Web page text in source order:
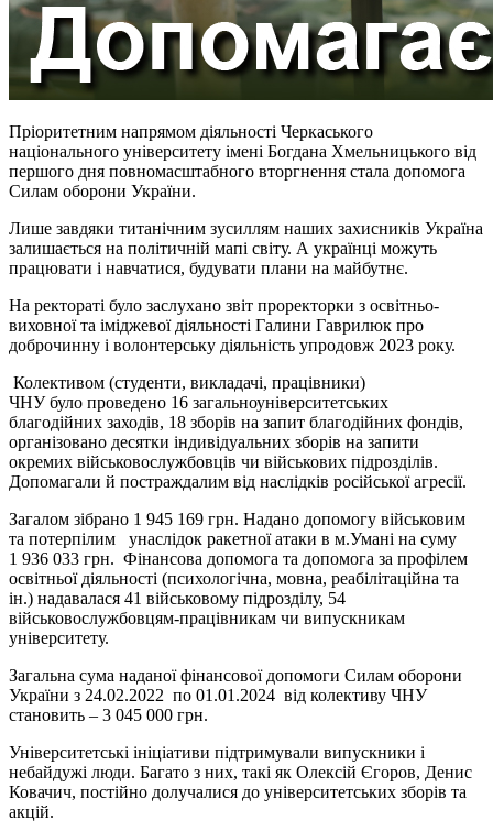
Пріоритетним напрямом діяльності Черкаського
національного університету імені Богдана Хмельницького від
першого дня повномасштабного вторгнення стала допомога
Силам оборони України.
Лише завдяки титанічним зусиллям наших захисників Україна
залишається на політичній мапі світу. А українці можуть
працювати і навчатися, будувати плани на майбутнє.
На ректораті було заслухано звіт проректорки з освітньо-
виховної та іміджевої діяльності Галини Гаврилюк про
доброчинну і волонтерську діяльність упродовж 2023 року.
Колективом (студенти, викладачі, працівники)
ЧНУ було проведено 16 загальноуніверситетських
благодійних заходів, 18 зборів на запит благодійних фондів,
організовано десятки індивідуальних зборів на запити
окремих військовослужбовців чи військових підрозділів.
Допомагали й постраждалим від наслідків російської агресії.
Загалом зібрано 1 945 169 грн. Надано допомогу військовим
та потерпілим унаслідок ракетної атаки в м.Умані на суму
1 936 033 грн. Фінансова допомога та допомога за профілем
освітньої діяльності (психологічна, мовна, реабілітаційна та
ін.) надавалася 41 військовому підрозділу, 54
військовослужбовцям-працівникам чи випускникам
університету.
Загальна сума наданої фінансової допомоги Силам оборони
України з 24.02.2022 по 01.01.2024 від колективу ЧНУ
становить – 3 045 000 грн.
Університетські ініціативи підтримували випускники і
небайдужі люди. Багато з них, такі як Олексій Єгоров, Денис
Ковачич, постійно долучалися до університетських зборів та
акцій.